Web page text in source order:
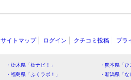
サイトマップ ログイン クチコミ投稿 プラ
・栃木県「栃ナビ！」
・熊本県「
・福島県「ふくラボ！」
・新潟県「